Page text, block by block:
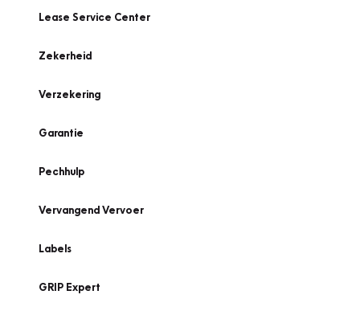
Lease Service Center
Zekerheid
Verzekering
Garantie
Pechhulp
Vervangend Vervoer
Labels
GRIP Expert